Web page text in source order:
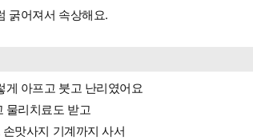
굵어져서 속상해요.
게 아프고 붓고 난리였어요
물리치료도 받고
맛사지 기계까지 사서